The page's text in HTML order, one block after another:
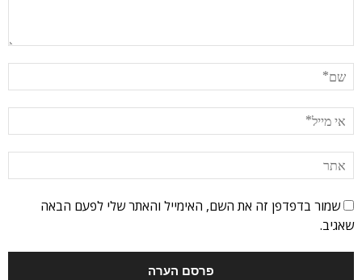
שמור בדפדפן זה את השם, האימייל והאתר שלי לפעם הבאה
שאגיב.